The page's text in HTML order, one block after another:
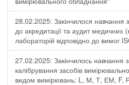
28.02.2025: Закінчилося навчання
до акредитації та аудит медичних
лабораторій відповідно до вимог
27.02.2025: Закінчилось навчання
калібрування засобів
видом вимірювань: L, М, Т, ЕМ, F,